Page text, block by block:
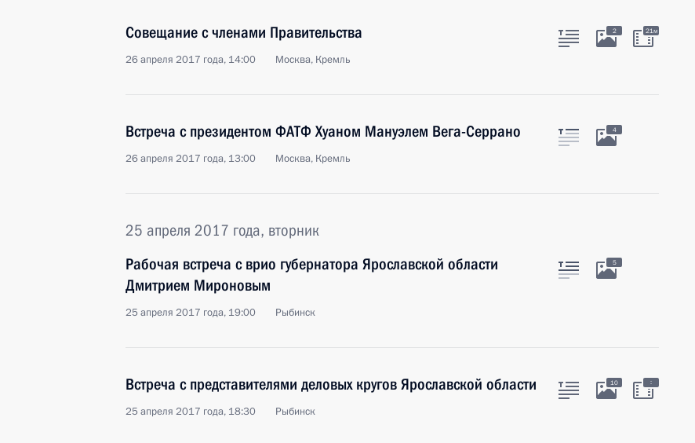
Совещание с членами Правительства
26 апреля 2017 года, 14:00 Москва, Кремль
2 21м
Встреча с президентом ФАТФ Хуаном Мануэлем Вега-Серрано
26 апреля 2017 года, 13:00 Москва, Кремль
4
25 апреля 2017 года, вторник
Рабочая встреча с врио губернатора Ярославской области
Дмитрием Мироновым
25 апреля 2017 года, 19:00 Рыбинск
5
Встреча с представителями деловых кругов Ярославской области
25 апреля 2017 года, 18:30 Рыбинск
10 :